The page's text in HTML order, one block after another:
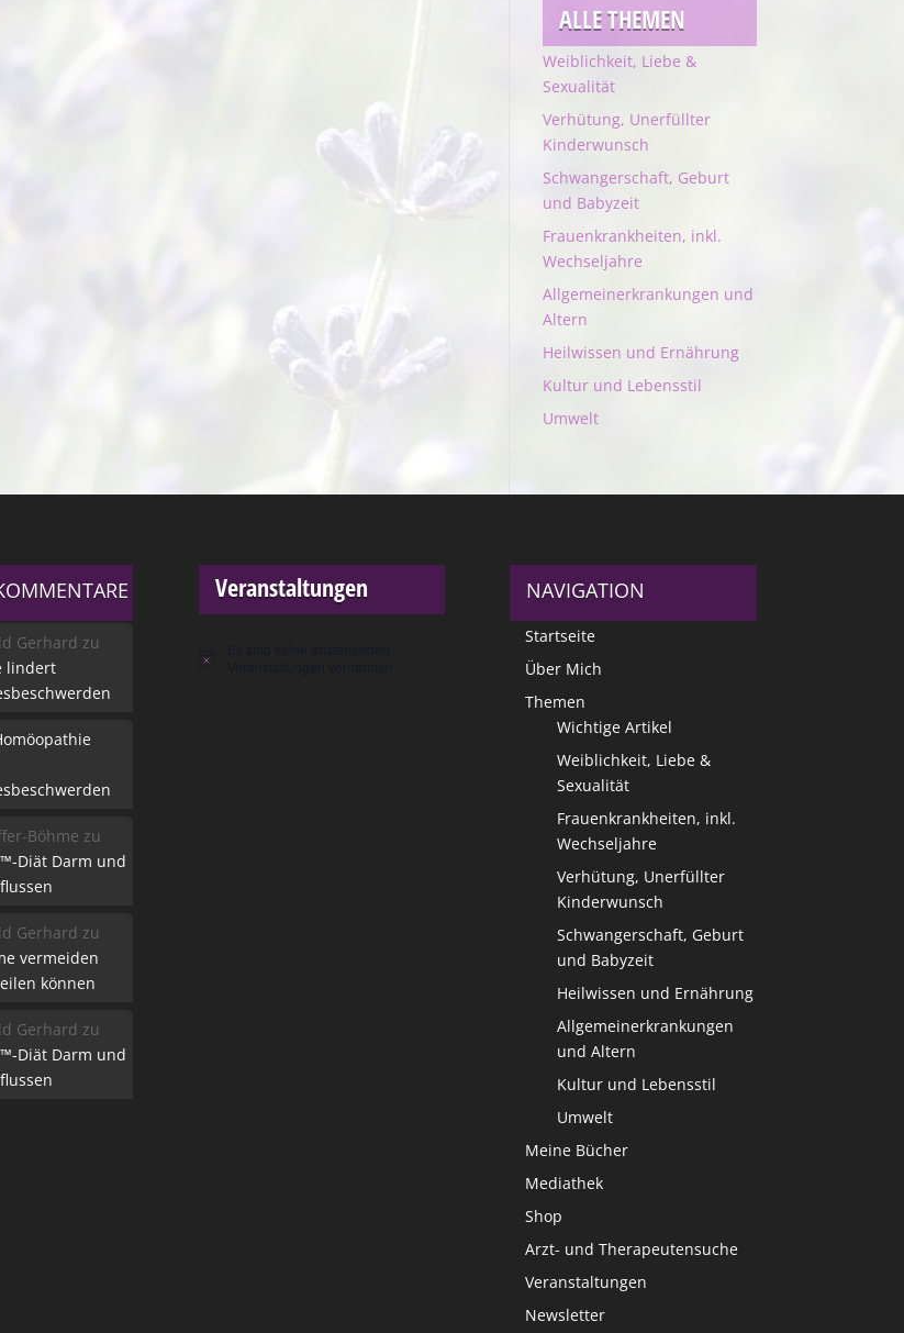
ALLE THEMEN
Weiblichkeit, Liebe &
Sexualität
Verhütung, Unerfüllter
Kinderwunsch
Schwangerschaft, Geburt
und Babyzeit
Frauenkrankheiten, inkl.
Wechseljahre
Allgemeinerkrankungen und
Altern
Heilwissen und Ernährung
Kultur und Lebensstil
Umwelt
Gerhard zu
lindert
Böhme zu
Diät Darm und
Gerhard zu
vermeiden
können
Gerhard zu
Diät Darm und
Veranstaltungen
Hinweis
NAVIGATION
Startseite
Über Mich
Themen
Wichtige Artikel
Weiblichkeit, Liebe &
Sexualität
Frauenkrankheiten, inkl.
Wechseljahre
Verhütung, Unerfüllter
Kinderwunsch
Schwangerschaft, Geburt
und Babyzeit
Heilwissen und Ernährung
Allgemeinerkrankungen
und Altern
Kultur und Lebensstil
Umwelt
Meine Bücher
Mediathek
Shop
Arzt- und Therapeutensuche
Veranstaltungen
Newsletter